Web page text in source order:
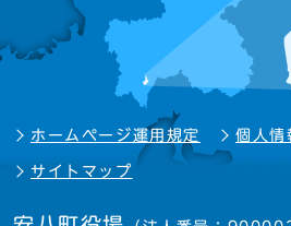
ホームページ運用規定 個人情
サイトマップ